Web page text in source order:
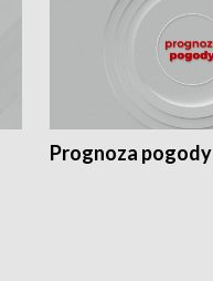
Prognoza pogody